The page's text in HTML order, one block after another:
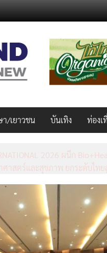
/เยาวชน บันเทิง ท่องเ
กเครือข่ายธุรกิจท่องเที่ยว-บริ